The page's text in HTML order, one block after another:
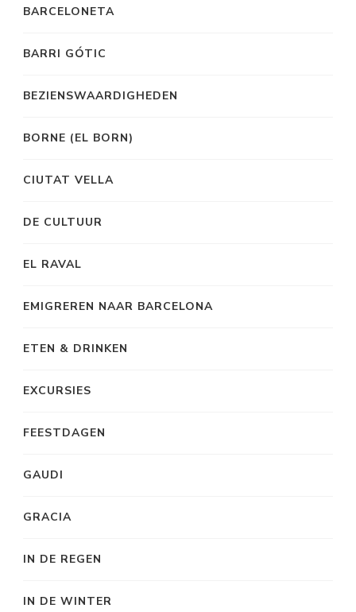
BARCELONETA
BARRI GÓTIC
BEZIENSWAARDIGHEDEN
BORNE (EL BORN)
CIUTAT VELLA
DE CULTUUR
EL RAVAL
EMIGREREN NAAR BARCELONA
ETEN & DRINKEN
EXCURSIES
FEESTDAGEN
GAUDI
GRACIA
IN DE REGEN
IN DE WINTER